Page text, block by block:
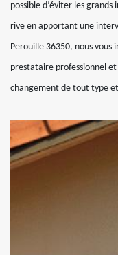
possible d’éviter les
rive en apportant une
Perouille 36350, nous vous
prestataire professionnel
changement de tout type